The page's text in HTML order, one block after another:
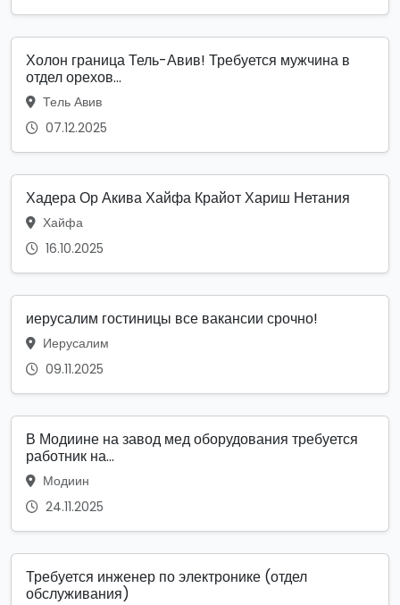
Холон граница Тель-Авив! Требуется мужчина в
отдел орехов...
Тель Авив
07.12.2025
Хадера Ор Акива Хайфа Крайот Хариш Нетания
Хайфа
16.10.2025
иерусалим гостиницы все вакансии срочно!
Иерусалим
09.11.2025
В Модиине на завод мед оборудования требуется
работник на...
Модиин
24.11.2025
Требуется инженер по электронике (отдел
обслуживания)